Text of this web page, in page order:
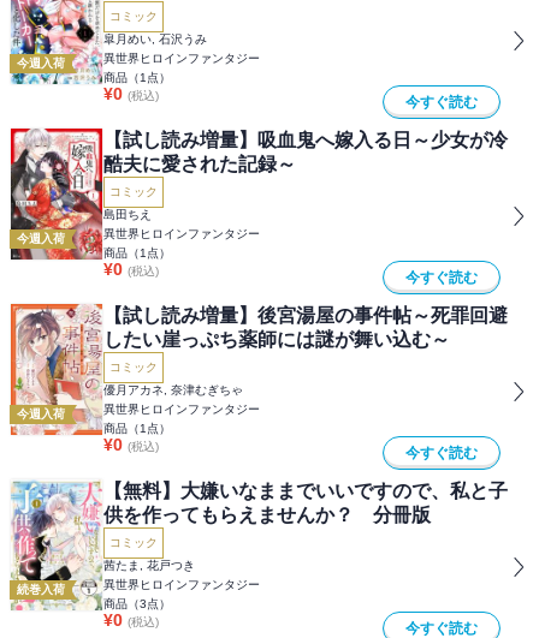
今週入荷
カーと化した件
コミック
皐月めい, 石沢うみ
異世界ヒロインファンタジー
商品（1 点）
¥0 (税込) 今すぐ読む
今週入荷
【試し読み増量】吸血鬼へ嫁入る日～少女が冷
酷夫に愛された記録～
コミック
島田ちえ
異世界ヒロインファンタジー
商品（1 点）
¥0 (税込) 今すぐ読む
今週入荷
【試し読み増量】後宮湯屋の事件帖～死罪回避
したい崖っぷち薬師には謎が舞い込む～
コミック
優月アカネ, 奈津むぎちゃ
異世界ヒロインファンタジー
商品（1 点）
¥0 (税込) 今すぐ読む
続巻入荷
【無料】大嫌いなままでいいですので、私と子
供を作ってもらえませんか？ 分冊版
コミック
茜たま, 花戸つき
異世界ヒロインファンタジー
商品（3点）
¥0 (税込) 今すぐ読む